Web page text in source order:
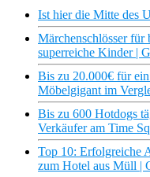
Ist hier die Mitte des
Märchenschlösser
superreiche Kinder |
Bis zu 20.000€ für
Möbelgigant im
Bis zu 600 Hotdogs
Verkäufer am Time
Top 10: Erfolgreiche
zum Hotel aus Müll |